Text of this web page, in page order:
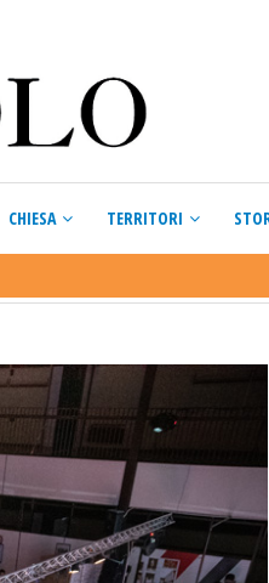
CHIESA TERRITORI